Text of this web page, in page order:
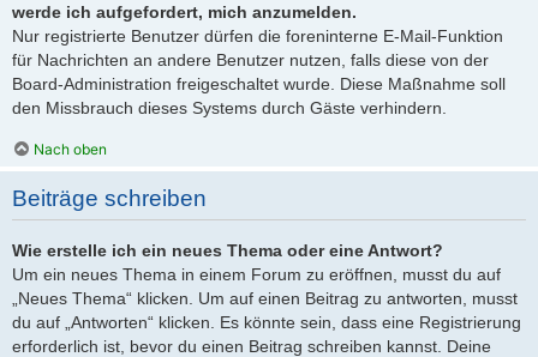
werde ich aufgefordert, mich anzumelden.
Nur registrierte Benutzer dürfen die foreninterne E-Mail-Funktion
für Nachrichten an andere Benutzer nutzen, falls diese von der
Board-Administration freigeschaltet wurde. Diese Maßnahme soll
den Missbrauch dieses Systems durch Gäste verhindern.
Nach oben
Beiträge schreiben
Wie erstelle ich ein neues Thema oder eine Antwort?
Um ein neues Thema in einem Forum zu eröffnen, musst du auf
„Neues Thema“ klicken. Um auf einen Beitrag zu antworten, musst
du auf „Antworten“ klicken. Es könnte sein, dass eine Registrierung
erforderlich ist, bevor du einen Beitrag schreiben kannst. Deine